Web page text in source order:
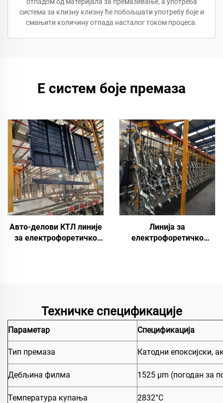
система за клизну клизну ће побољшати употребу боје и
смањити количину отпада насталог током процеса.
Е систем боје премаза
Авто-делови КТЛ линије
за електрофоретичко
Линија за
електрофоретичко
Техничке спецификације
Параметар Спецификација
Тип премаза Катодни епоксијски,
Дебљина филма 1525 μm (погодан за
Температура купања 2832°C